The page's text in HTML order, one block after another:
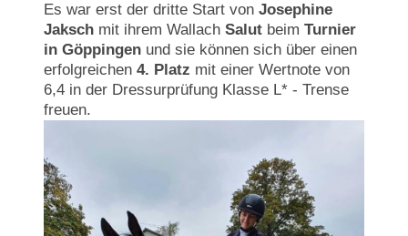
Es war erst der dritte Start von Josephine
Jaksch mit ihrem Wallach Salut beim Turnier
in Göppingen und sie können sich über einen
erfolgreichen 4. Platz mit einer Wertnote von
6,4 in der Dressurprüfung Klasse L* - Trense
freuen.